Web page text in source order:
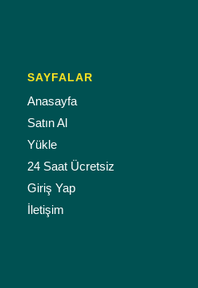
SAYFALAR
Anasayfa
Satın Al
Yükle
24 Saat Ücretsiz
Giriş Yap
İletişim